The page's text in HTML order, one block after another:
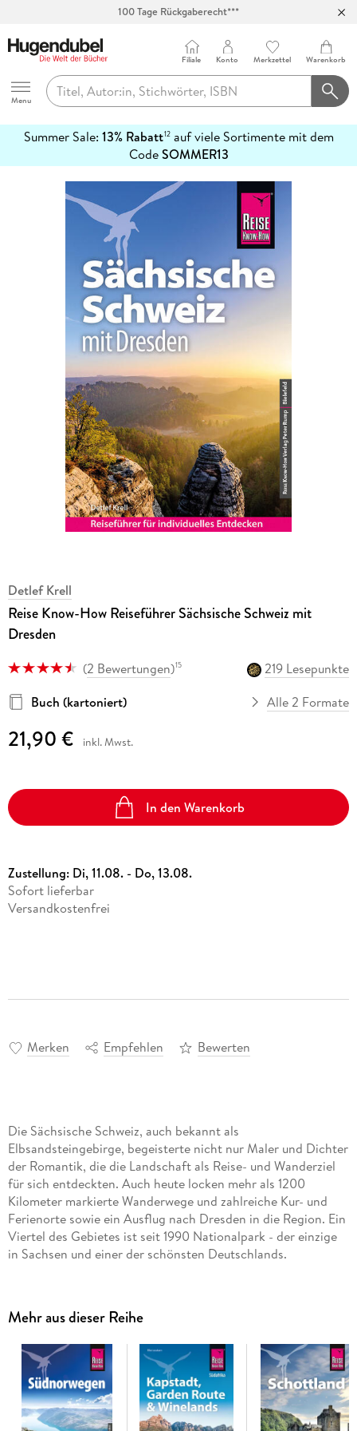
100 Tage Rückgaberecht***
Hugendubel
Menu
Filiale Konto Merkzettel Warenkorb
Summer Sale: 13% Rabatt12auf viele Sortimente mit dem
CodeSOMMER13
erfahren
Detlef Krell
Reise Know-How Reiseführer Sächsische Schweiz mit
Dresden
(2 Bewertungen)15
219 Lesepunkte
Buch (kartoniert)
Alle 2 Formate
21,90 € inkl. Mwst.
In den Warenkorb
Zustellung: Di, 11.08. - Do, 13.08.
Sofort lieferbar
Versandkostenfrei
Merken Empfehlen Bewerten
Die Sächsische Schweiz, auch bekannt als
Elbsandsteingebirge, begeisterte nicht nur Maler und Dichter
der Romantik, die die Landschaft als Reise- und Wanderziel
für sich entdeckten. Auch heute locken mehr als 1200
Kilometer markierte Wanderwege und zahlreiche Kur- und
Ferienorte sowie ein Ausflug nach Dresden in die Region. Ein
Viertel des Gebietes ist seit 1990 Nationalpark - der einzige
in Sachsen und einer der schönsten Deutschlands.
- Übersichtsseiten mit Beschreibungen aller Regionen:
Vordere und hintere Sächsische Schweiz, Links der Elbe,
Böhmische Schweiz (Tschechien), Dresden, Meißen und die
Elbweindörfer
- Eine Jahresübersicht zu Festen und Veranstaltungen
Mehr aus dieser Reihe